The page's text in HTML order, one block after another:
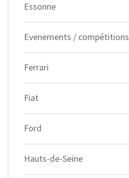
Essonne
Evenements / compétitions
Ferrari
Fiat
Ford
Hauts-de-Seine